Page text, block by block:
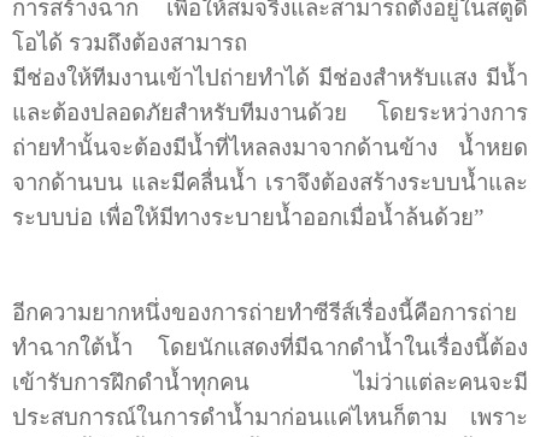
การสร้างฉาก เพื่อให้สมจริงและสามารถตั้งอยู่ในสตูดิ
โอได้ รวมถึงต้องสามารถ
มีช่องให้ทีมงานเข้าไปถ่ายทำได้ มีช่องสำหรับแสง มีน้ำ
และต้องปลอดภัยสำหรับทีมงานด้วย โดยระหว่างการ
ถ่ายทำนั้นจะต้องมีน้ำที่ไหลลงมาจากด้านข้าง น้ำหยด
จากด้านบน และมีคลื่นน้ำ เราจึงต้องสร้างระบบน้ำและ
ระบบบ่อ เพื่อให้มีทางระบายน้ำออกเมื่อน้ำล้นด้วย”
อีกความยากหนึ่งของการถ่ายทำซีรีส์เรื่องนี้คือการถ่าย
ทำฉากใต้น้ำ โดยนักแสดงที่มีฉากดำน้ำในเรื่องนี้ต้อง
เข้ารับการฝึกดำน้ำทุกคน ไม่ว่าแต่ละคนจะมี
ประสบการณ์ในการดำน้ำมาก่อนแค่ไหนก็ตาม เพราะ